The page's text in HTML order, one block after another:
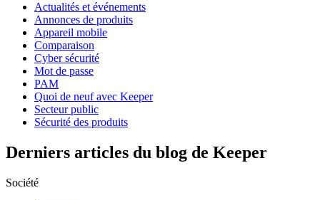
Actualités et événements
Annonces de produits
Appareil mobile
Comparaison
Cyber sécurité
Mot de passe
PAM
Quoi de neuf avec Keeper
Secteur public
Sécurité des produits
Derniers articles du blog de Keeper
Société